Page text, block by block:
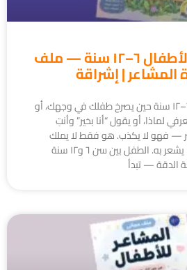
بطاقات مشاعر الأطفال ٦–١٢ سنة — ملف
بطاقات مشاعر الأطفال ٦–١٢ سنة حين يصرخ طفلك في وجهك، أو
لماذا، أو يقول “أنا بخير” وأنتِ
— فهو لا يكذب. هو فقط لا يملك
الأدوات الكافية ليعبّر عمّا يشعر به. الطفل بين سن ٦ و١٢ سنة
الدقة — تبدأ